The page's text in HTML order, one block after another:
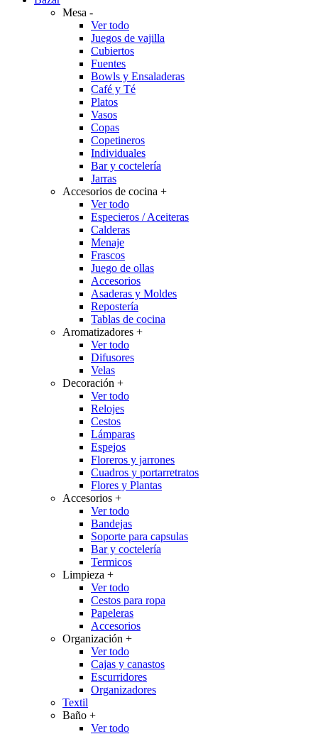
Mesa -
Ver todo
Juegos de vajilla
Cubiertos
Fuentes
Bowls y Ensaladeras
Café y Té
Platos
Vasos
Copas
Copetineros
Individuales
Bar y coctelería
Jarras
Accesorios de cocina +
Ver todo
Especieros / Aceiteras
Calderas
Menaje
Frascos
Juego de ollas
Accesorios
Asaderas y Moldes
Repostería
Tablas de cocina
Aromatizadores +
Ver todo
Difusores
Velas
Decoración +
Ver todo
Relojes
Cestos
Lámparas
Espejos
Floreros y jarrones
Cuadros y portarretratos
Flores y Plantas
Accesorios +
Ver todo
Bandejas
Soporte para capsulas
Bar y coctelería
Termicos
Limpieza +
Ver todo
Cestos para ropa
Papeleras
Accesorios
Organización +
Ver todo
Cajas y canastos
Escurridores
Organizadores
Textil
Baño +
Ver todo